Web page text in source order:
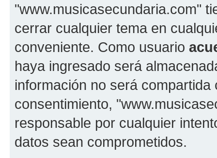
"www.musicasecundaria.com"
cerrar cualquier tema en
conveniente. Como usuario
haya ingresado será
información no será
consentimiento,
responsable por cualquier
datos sean comprometidos.